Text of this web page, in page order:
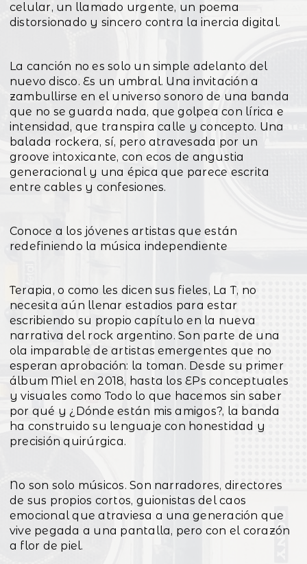
celular, un llamado urgente, un poema
distorsionado y sincero contra la inercia digital.
La canción no es solo un simple adelanto del
nuevo disco. Es un umbral. Una invitación a
zambullirse en el universo sonoro de una banda
que no se guarda nada, que golpea con lírica e
intensidad, que transpira calle y concepto. Una
balada rockera, sí, pero atravesada por un
groove intoxicante, con ecos de angustia
generacional y una épica que parece escrita
entre cables y confesiones.
Conoce a los jóvenes artistas que están
redefiniendo la música independiente
Terapia, o como les dicen sus fieles, La T, no
necesita aún llenar estadios para estar
escribiendo su propio capítulo en la nueva
narrativa del rock argentino. Son parte de una
ola imparable de artistas emergentes que no
esperan aprobación: la toman. Desde su primer
álbum Miel en 2018, hasta los EPs conceptuales
y visuales como Todo lo que hacemos sin saber
por qué y ¿Dónde están mis amigos?, la banda
ha construido su lenguaje con honestidad y
precisión quirúrgica.
No son solo músicos. Son narradores, directores
de sus propios cortos, guionistas del caos
emocional que atraviesa a una generación que
vive pegada a una pantalla, pero con el corazón
a flor de piel.